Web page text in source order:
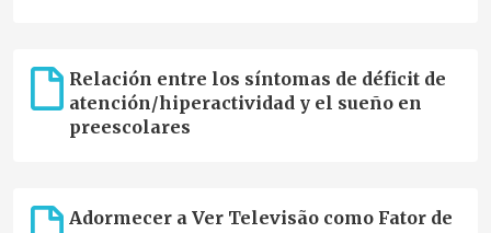
Relación entre los síntomas de déficit de
atención/hiperactividad y el sueño en
preescolares
Adormecer a Ver Televisão como Fator de